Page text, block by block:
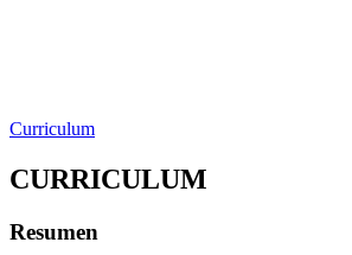
Curriculum
CURRICULUM
Resumen